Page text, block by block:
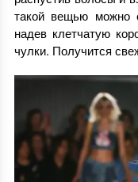
такой вещью можно
надев клетчатую
чулки. Получится